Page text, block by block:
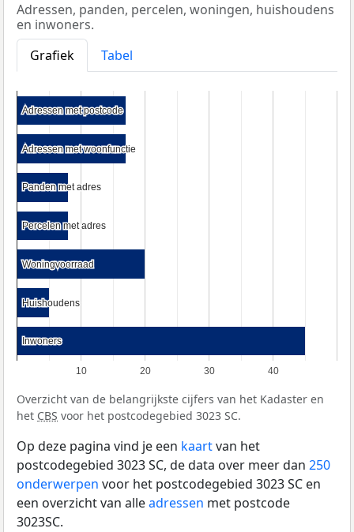
Adressen, panden, percelen, woningen, huishoudens
en inwoners.
Grafiek
Tabel
10 20 30 40
Adressen met postcode
Adressen met postcode
Adressen met woonfunctie
Adressen met woonfunctie
Panden met adres
Panden met adres
Percelen met adres
Percelen met adres
Woningvoorraad
Woningvoorraad
Huishoudens
Huishoudens
Inwoners
Inwoners
Overzicht van de belangrijkste cijfers van het Kadaster en
het CBS voor het postcodegebied 3023 SC.
Op deze pagina vind je een kaartvan het
postcodegebied 3023 SC, de data over meer dan 250
onderwerpen voor het postcodegebied 3023 SC en
een overzicht van alleadressen met postcode
3023SC.